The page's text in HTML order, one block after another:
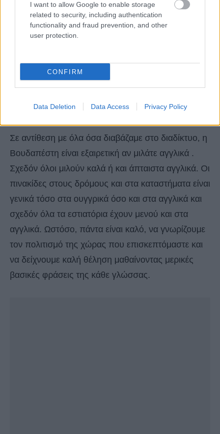
I want to allow Google to enable storage
related to security, including authentication
functionality and fraud prevention, and other
user protection.
CONFIRM
Data Deletion Data Access Privacy Policy
Σε αντίθεση με όλα όσα διαβάζαμε στο διαδίκτυο, η
Βουδαπέστη είναι εξαιρετική αν μιλάτε αγγλικά .
Σχεδόν όλοι μιλούν καλά ή και άπταιστα αγγλικά. Οι
πινακίδες στους δρόμους και στα καταστήματα είναι
γενικά τόσο στα ουγγρικά όσο και στα αγγλικά και
σχεδόν όλα τα εστιατόρια έχουν μενού και στα
αγγλικά. Ωστόσο, πάντα είναι καλό, να γνωρίζουμε
τον πολιτισμό της χώρας που επισκεπτόμαστε και
να δείχνουμε καλή θέληση μαθαίνοντας μερικές
βασικές φράσεις της κάθε γλώσσας.